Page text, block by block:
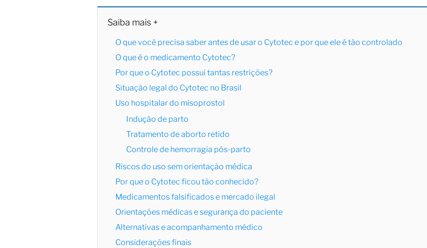
Saiba mais +
O que você precisa saber antes de usar o Cytotec e por que ele é tão controlado
O que é o medicamento Cytotec?
Por que o Cytotec possui tantas restrições?
Situação legal do Cytotec no Brasil
Uso hospitalar do misoprostol
Indução de parto
Tratamento de aborto retido
Controle de hemorragia pós-parto
Riscos do uso sem orientação médica
Por que o Cytotec ficou tão conhecido?
Medicamentos falsificados e mercado ilegal
Orientações médicas e segurança do paciente
Alternativas e acompanhamento médico
Considerações finais